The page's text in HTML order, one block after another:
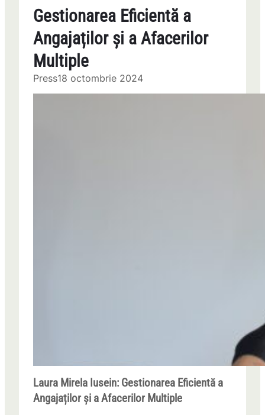
Gestionarea Eficientă a
Angajaților și a Afacerilor
Multiple
Press18 octombrie 2024
Laura Mirela Iusein: Gestionarea Eficientă a
Angajaților și a Afacerilor Multiple